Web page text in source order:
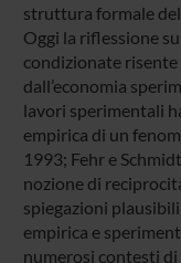
struttura formale
Oggi la riflessione
condizionate
dall’economia
lavori sperimentali
empirica di un
1993; Fehr e
nozione di
spiegazioni
empirica e
numerosi contesti di